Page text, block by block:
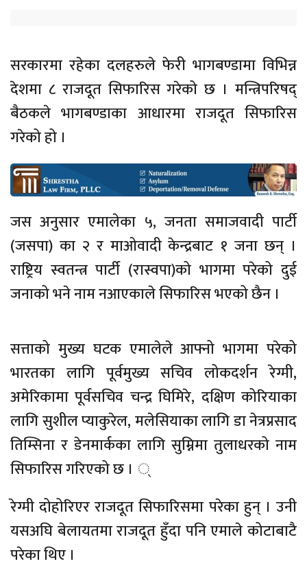
सरकारमा रहेका दलहरुले फेरी भागबण्डामा विभिन्न
देशमा ८ राजदूत सिफारिस गरेको छ । मन्त्रिपरिषद्
बैठकले भागबण्डाका आधारमा राजदूत सिफारिस
गरेको हो ।
जस अनुसार एमालेका ५, जनता समाजवादी पार्टी
(जसपा) का २ र माओवादी केन्द्रबाट १ जना छन् ।
राष्ट्रिय स्वतन्त्र पार्टी (रास्वपा)को भागमा परेको दुई
जनाको भने नाम नआएकाले सिफारिस भएको छैन ।
सत्ताको मुख्य घटक एमालेले आफ्नो भागमा परेको
भारतका लागि पूर्वमुख्य सचिव लोकदर्शन रेग्मी,
अमेरिकामा पूर्वसचिव चन्द्र घिमिरे, दक्षिण कोरियाका
लागि सुशील प्याकुरेल, मलेसियाका लागि डा नेत्रप्रसाद
तिम्सिना र डेनमार्कका लागि सुम्निमा तुलाधरको नाम
सिफारिस गरिएको छ । ्
रेग्मी दोहोरिएर राजदूत सिफारिसमा परेका हुन् । उनी
यसअघि बेलायतमा राजदूत हुँदा पनि एमाले कोटाबाटै
परेका थिए ।